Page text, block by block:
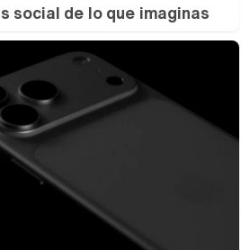
social de lo que imaginas